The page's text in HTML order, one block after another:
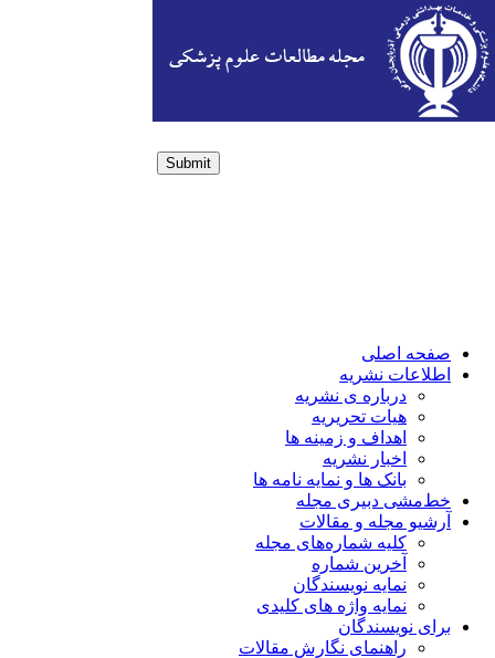
Submit
صفحه اصلی
اطلاعات نشریه
درباره ی نشریه
هیات تحریریه
اهداف و زمینه ها
اخبار نشریه
بانک ها و نمایه نامه ها
خط‌مشی دبیری مجله
آرشیو مجله و مقالات
کلیه شماره‌های مجله
آخرین شماره
نمایه نویسندگان
نمایه واژه های کلیدی
برای نویسندگان
راهنمای نگارش مقالات